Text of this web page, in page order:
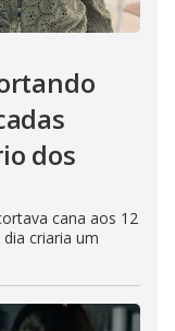
dos
cana aos 12
criaria um